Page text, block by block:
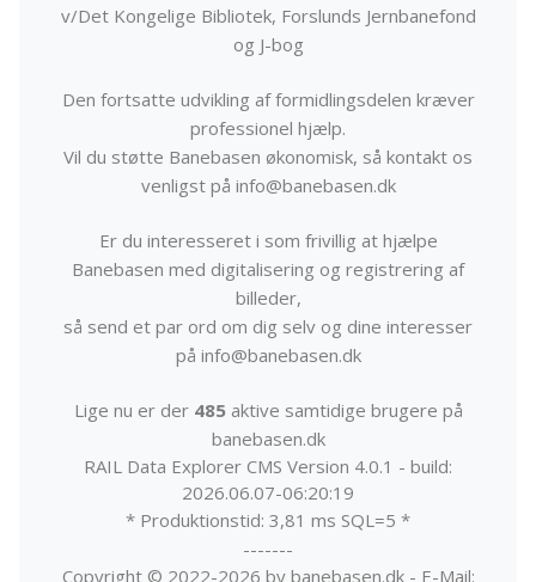
v/Det Kongelige Bibliotek, Forslunds Jernbanefond
og J-bog
Den fortsatte udvikling af formidlingsdelen kræver
professionel hjælp.
Vil du støtte Banebasen økonomisk, så kontakt os
venligst på info@banebasen.dk
Er du interesseret i som frivillig at hjælpe
Banebasen med digitalisering og registrering af
billeder,
så send et par ord om dig selv og dine interesser
på info@banebasen.dk
Lige nu er der 485aktive samtidige brugere på
banebasen.dk
RAIL Data Explorer CMS Version 4.0.1 - build:
2026.06.07-06:20:19
* Produktionstid: 3,81 ms SQL=5 *
-------
Copyright © 2022-2026 by banebasen.dk - E-Mail: